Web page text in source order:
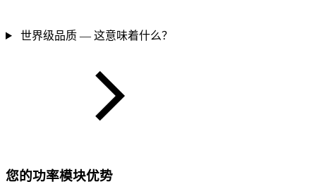
世界级品质 — 这意味着什么？
您的功率模块优势